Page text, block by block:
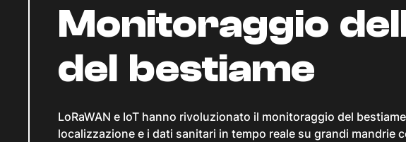
Monitoraggio
del bestiame
LoRaWAN e IoT hanno rivoluzionato il monitoraggio del
localizzazione e i dati sanitari in tempo reale su grandi mandrie